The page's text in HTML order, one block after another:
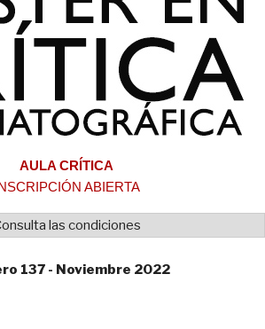
AULA CRÍTICA
ABIERTA
las condiciones
137 - Noviembre 2022